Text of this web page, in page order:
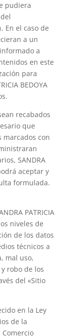
pudiera
En el caso de
a un
a
en este
para
BEDOYA
recabados
que
marcados con
SANDRA
aceptar y
formulada.
PATRICIA
niveles de
de los datos
técnicos a
mal uso,
robo de los
del «Sitio
en la Ley
de la